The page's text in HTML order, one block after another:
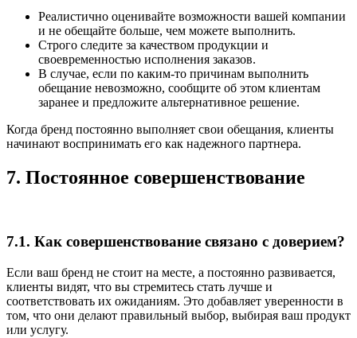
Реалистично оценивайте возможности вашей компании
и не обещайте больше, чем можете выполнить.
Строго следите за качеством продукции и
своевременностью исполнения заказов.
В случае, если по каким-то причинам выполнить
обещание невозможно, сообщите об этом клиентам
заранее и предложите альтернативное решение.
Когда бренд постоянно выполняет свои обещания, клиенты
начинают воспринимать его как надежного партнера.
7. Постоянное совершенствование
7.1. Как совершенствование связано с доверием?
Если ваш бренд не стоит на месте, а постоянно развивается,
клиенты видят, что вы стремитесь стать лучше и
соответствовать их ожиданиям. Это добавляет уверенности в
том, что они делают правильный выбор, выбирая ваш продукт
или услугу.